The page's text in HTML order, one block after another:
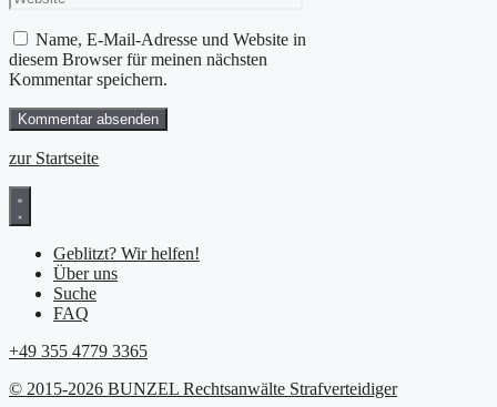
Name, E-Mail-Adresse und Website in
diesem Browser für meinen nächsten
Kommentar speichern.
zur Startseite
Geblitzt? Wir helfen!
Über uns
Suche
FAQ
+49 355 4779 3365
© 2015-2026 BUNZEL Rechtsanwälte Strafverteidiger